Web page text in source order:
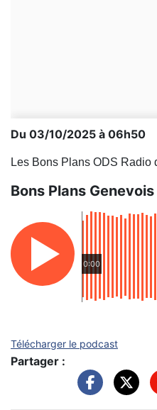
Du 03/10/2025 à 06h50
Les Bons Plans ODS Radio
Bons Plans Genevois
0:00
Télécharger le podcast
Partager :